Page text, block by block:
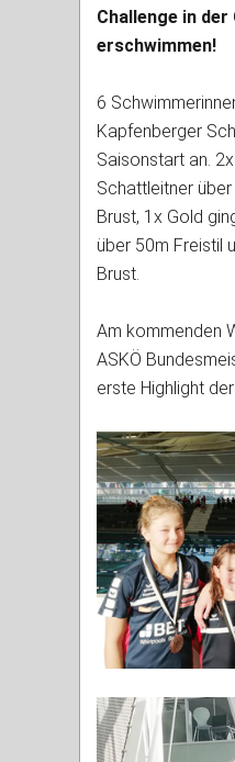
Challenge in
erschwimmen!
6
Kapfenberger
Saisonstart an.
Schattleitner
Brust, 1x Gold
über 50m Freistil
Brust.
Am kommenden
ASKÖ
erste Highlight